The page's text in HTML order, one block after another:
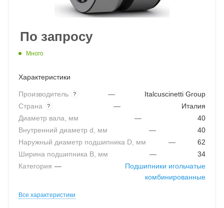
По запросу
Много
Характеристики
Производитель ? —
Italcuscinetti Group
Страна
? —
Италия
Диаметр вала, мм
—
40
Внутренний диаметр d, мм
—
40
Наружный диаметр подшипника D, мм
—
62
Ширина подшипника B, мм
—
34
Категория —
Подшипники игольчатые
комбинированные
Все характеристики